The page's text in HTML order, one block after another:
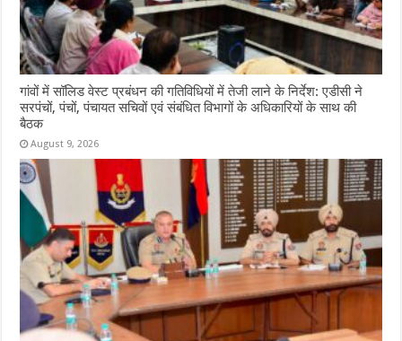
गांवों में सॉलिड वेस्ट प्रबंधन की गतिविधियों में तेजी लाने के निर्देश: एडीसी ने
सरपंचों, पंचों, पंचायत सचिवों एवं संबंधित विभागों के अधिकारियों के साथ की
बैठक
August 9, 2026